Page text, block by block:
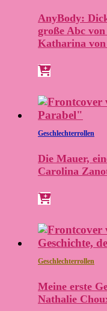
AnyBody:
große Abc
Katharina
Geschlechterrollen
Die Mauer,
Carolina
Geschlechterrollen
Meine erste
Nathalie